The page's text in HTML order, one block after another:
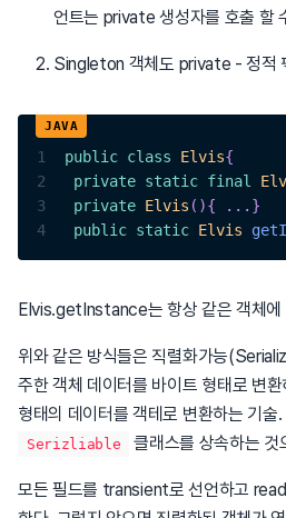
언트는 private 생성자를 호출 할
Singleton 객체도 private - 정적
1 public class Elvis{
2
private static final
3
private Elvis ( ){ . . . }
4
public static Elvis
Elvis.getInstance는 항상 같은 객체에
위와 같은 방식들은 직렬화가능
주한 객체 데이터를 바이트 형태로 변
형태의 데이터를 객테로 변환하는 기술
Serizliable 클래스를 상속하는 것
모든 필드를 transient로 선언하고